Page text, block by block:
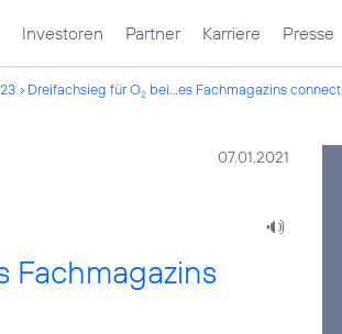
Investoren Partner Karriere Presse
Dreifachsieg für O2 bei...es Fachmagazins connect
07.01.2021
Fachmagazins